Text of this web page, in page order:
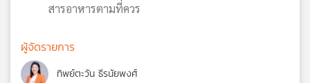
สารอาหารตามที่ควร
ผู้จัดรายการ
ทิพย์ตะวัน ธีรนัยพงศ์